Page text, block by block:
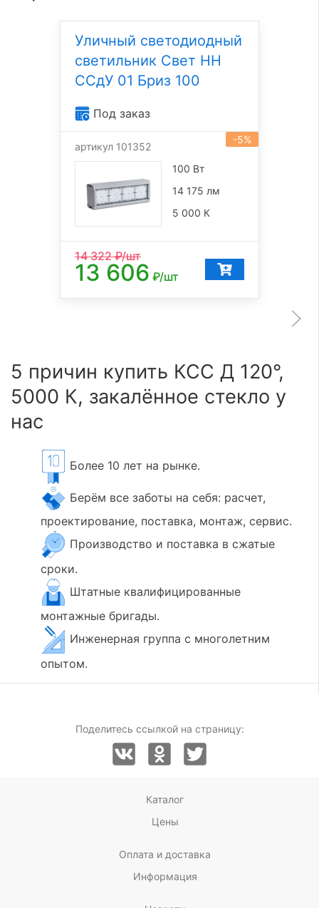
Уличный светодиодный
светильник Свет НН
ССдУ 01 Бриз 100
Под заказ
-5%
артикул 101352
100 Вт
14 175 лм
5 000 К
14 322₽/шт
13 606 ₽/шт
5 причин купить КСС Д 120°,
5000 К, закалённое стекло у
нас
Более 10 лет на рынке.
Берём все заботы на себя: расчет,
проектирование, поставка, монтаж, сервис.
Производство и поставка в сжатые
сроки.
Штатные квалифицированные
монтажные бригады.
Инженерная группа с многолетним
опытом.
Поделитесь ссылкой на страницу:
Каталог
Цены
Оплата и доставка
Информация